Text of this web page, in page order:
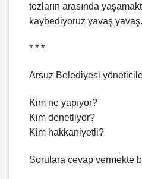
tozların arasında
kaybediyoruz yavaş yavaş.
* * *
Arsuz Belediyesi
Kim ne yapıyor?
Kim denetliyor?
Kim hakkaniyetli?
Sorulara cevap vermekte